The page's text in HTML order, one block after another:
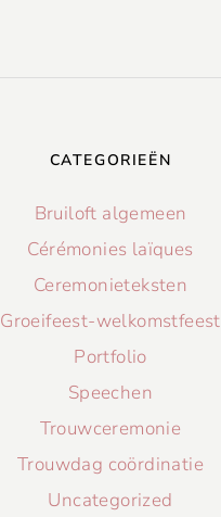
CATEGORIEËN
Bruiloft algemeen
Cérémonies laïques
Ceremonieteksten
Groeifeest-welkomstfeest
Portfolio
Speechen
Trouwceremonie
Trouwdag coördinatie
Uncategorized